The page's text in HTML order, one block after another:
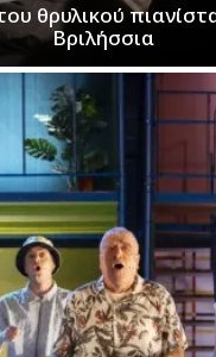
θρυλικού
Βριλήσσια